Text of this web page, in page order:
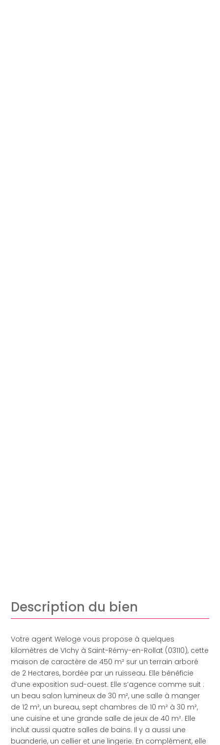
Description du bien
Votre agent Weloge vous propose à quelques
kilomètres de VIchy à Saint-Rémy-en-Rollat (03110), cette
maison de caractère de 450 m² sur un terrain arboré
de 2 Hectares, bordée par un ruisseau. Elle bénéficie
d’une exposition sud-ouest. Elle s’agence comme suit :
un beau salon lumineux de 30 m², une salle à manger
de 12 m², un bureau, sept chambres de 10 m² à 30 m²,
une cuisine et une grande salle de jeux de 40 m². Elle
inclut aussi quatre salles de bains. Il y a aussi une
buanderie, un cellier et une lingerie. En complément, elle